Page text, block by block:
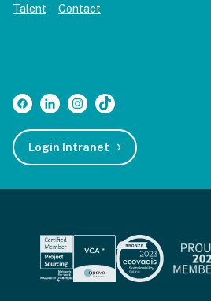
Talent Contact
Login Intranet